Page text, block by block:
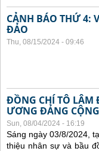
CẢNH BÁO THỨ 4:
ĐẢO
Thu, 08/15/2024 - 09:46
ĐỒNG CHÍ TÔ LÂM
ƯƠNG ĐẢNG
Sun, 08/04/2024 - 16:19
Sáng ngày 03/8/2024,
thiệu nhân sự và bầu